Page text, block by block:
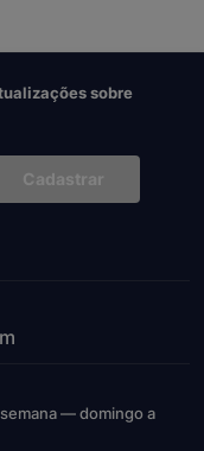
sobre
Cadastrar
— domingo a